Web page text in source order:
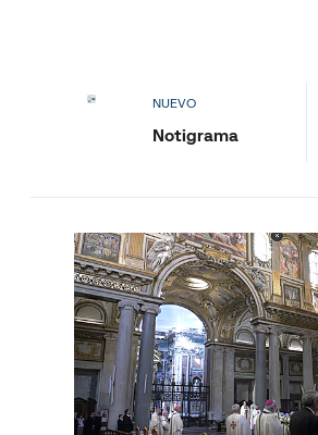
NUEVO
Notigrama